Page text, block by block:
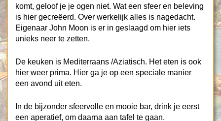
komt, geloof je je ogen niet. Wat een sfeer en beleving
is hier gecreëerd. Over werkelijk alles is nagedacht.
Eigenaar John Moon is er in geslaagd om hier iets
unieks neer te zetten.
De keuken is Mediterraans /Aziatisch. Het eten is ook
hier weer prima. Hier ga je op een speciale manier
een avond uit eten.
In de bijzonder sfeervolle en mooie bar, drink je eerst
een aperatief, om daarna aan tafel te gaan.